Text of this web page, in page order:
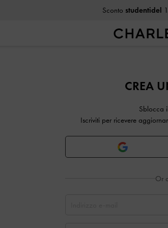
Sconto studentidel
CREA
Sblocca
Iscriviti per ricevere
Or